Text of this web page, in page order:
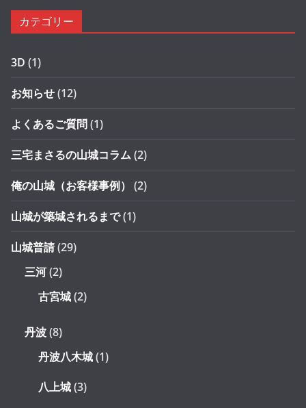
カテゴリー
3D (1)
お知らせ(12)
よくあるご質問(1)
三宅まさるの山城コラム(2)
俺の山城（お客様事例） (2)
山城が築城されるまで(1)
山城普請(29)
三河(2)
古宮城(2)
丹波(8)
丹波八木城(1)
八上城(3)